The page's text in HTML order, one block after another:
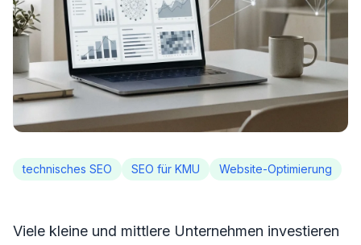
technisches SEO SEO für KMU Website-Optimierung
Viele kleine und mittlere Unternehmen investieren